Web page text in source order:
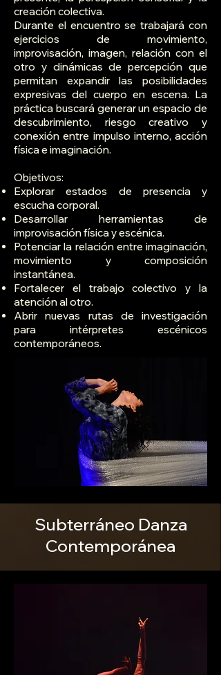
creación colectiva.
Durante el encuentro se trabajará con
ejercicios de movimiento,
improvisación, imagen, relación con el
otro y dinámicas de percepción que
permitan expandir las posibilidades
expresivas del cuerpo en escena. La
práctica buscará generar un espacio de
descubrimiento, riesgo creativo y
conexión entre impulso interno, acción
física e imaginación.
Objetivos:
Explorar estados de presencia y
escucha corporal.
Desarrollar herramientas de
improvisación física y escénica.
Potenciar la relación entre imaginación,
movimiento y composición
instantánea.
Fortalecer el trabajo colectivo y la
atención al otro.
Abrir nuevas rutas de investigación
para intérpretes escénicos
contemporáneos.
Subterráneo Danza
Contemporánea